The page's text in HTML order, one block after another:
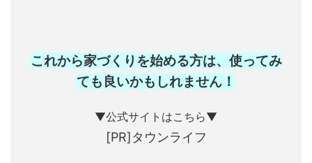
これから家づくりを始める方は、使ってみ
ても良いかもしれません ！
▼公式サイトはこちら▼
[PR]タウンライフ